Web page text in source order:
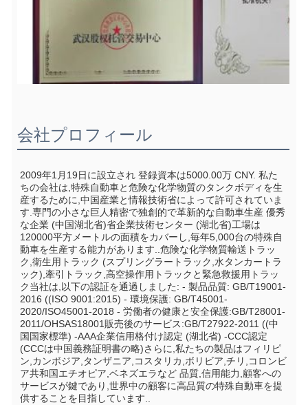
会社プロフィール
2009年1月19日に設立され 登録資本は5000.00万 CNY. 私た
ちの会社は,特殊自動車と危険な化学物質のタンクボディを生
産するために,中国産業と情報技術省によって許可されていま
す.専門の小さな巨人精密で独創的で革新的な自動車生産 優秀
な企業 (中国湖北省)省企業技術センター (湖北省)工場は
120000平方メートルの面積をカバーし,毎年5,000台の特殊自
動車を生産する能力があります..危険な化学物質輸送トラッ
ク,衛生用トラック (スプリングラートラック,水タンカートラ
ック),牽引トラック,高空操作用トラックと緊急救援用トラッ
ク当社は,以下の認証を通過しました: - 製品品質: GB/T19001-
2016 ((ISO 9001:2015) - 環境保護: GB/T45001-
2020/ISO45001-2018 - 労働者の健康と安全保護:GB/T28001-
2011/OHSAS18001販売後のサービス:GB/T27922-2011 ((中
国国家標準) -AAA企業信用格付け認定 (湖北省) -CCC認定
(CCCは中国義務証明書の略)さらに,私たちの製品はフィリピ
ン,カンボジア,タンザニア,コスタリカ,ボリビア,チリ,コロンビ
ア共和国エチオピア,ベネズエラなど 品質,信用能力,顧客への
サービスが鍵であり,世界中の顧客に高品質の特殊自動車を提
供することを目指しています..